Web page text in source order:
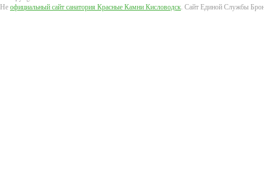
Неофициальный сайт санатория Красные Камни Кисловодск . Сайт Единой Службы